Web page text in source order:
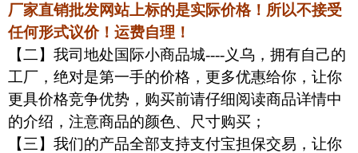
厂家直销批发网站上标的是实际价格！所以不接受
任何形式议价！ 运费自理！
【二】 我司地处国际小商品城----义乌，拥有自己的
工厂，绝对是第一手的价格，更多优惠给你，让你
更具价格竞争优势， 购买前请仔细阅读商品详情中
的介绍，注意商品的颜色、尺寸购买；
【三】 我们的产品全部支持支付宝担保交易，让你